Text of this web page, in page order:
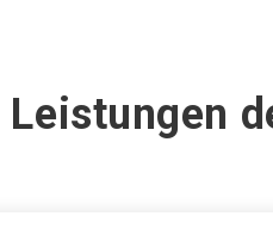
Leistungen